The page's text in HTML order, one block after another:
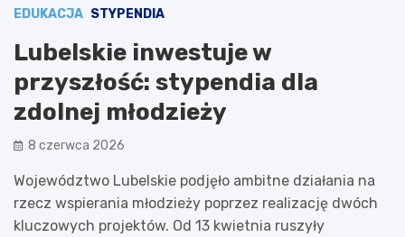
EDUKACJA STYPENDIA
Lubelskie inwestuje w
przyszłość: stypendia dla
zdolnej młodzieży
8 czerwca 2026
Województwo Lubelskie podjęło ambitne działania na
rzecz wspierania młodzieży poprzez realizację dwóch
kluczowych projektów. Od 13 kwietnia ruszyły